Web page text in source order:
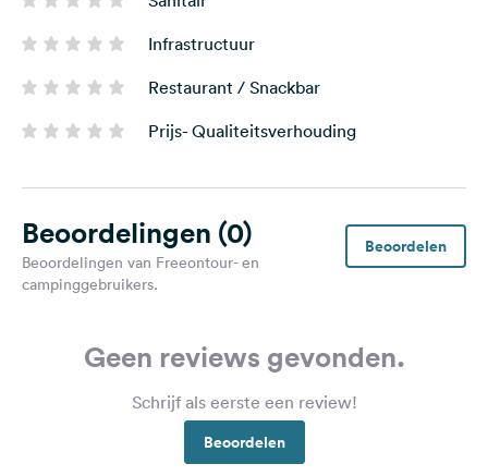
Infrastructuur
Restaurant / Snackbar
Prijs- Qualiteitsverhouding
Beoordelingen (0)
Beoordelingen van Freeontour- en
campinggebruikers.
Beoordelen
Geen reviews gevonden.
Schrijf als eerste een review!
Beoordelen